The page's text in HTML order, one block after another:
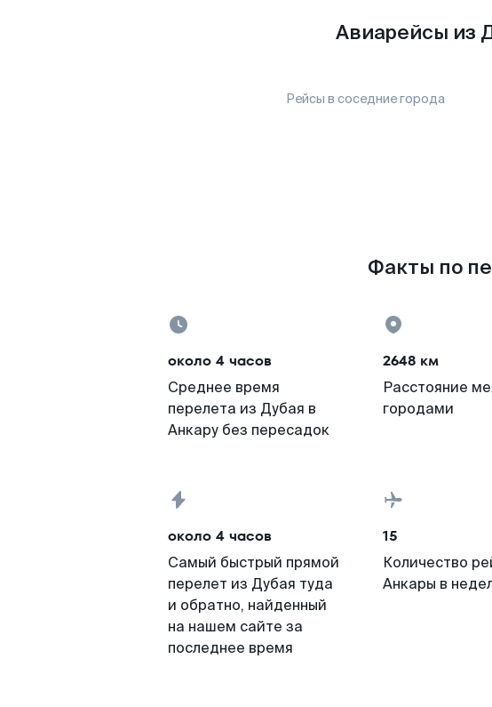
Авиарейсы из
Рейсы в соседние города
Факты по
около 4 часов
Среднее время
перелета из Дубая в
Анкару без пересадок
2648 км
Расстояние
городами
около 4 часов
Самый быстрый прямой
перелет из Дубая туда
и обратно, найденный
на нашем сайте за
последнее время
15
Количество
Анкары в